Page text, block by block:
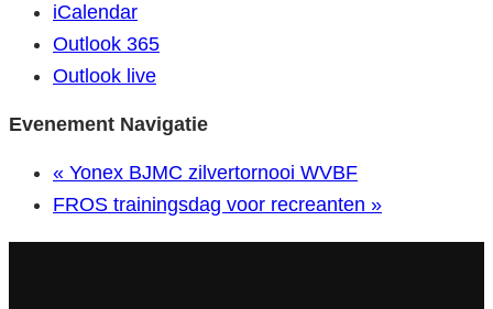
iCalendar
Outlook 365
Outlook live
Evenement Navigatie
« Yonex BJMC zilvertornooi WVBF
FROS trainingsdag voor recreanten »